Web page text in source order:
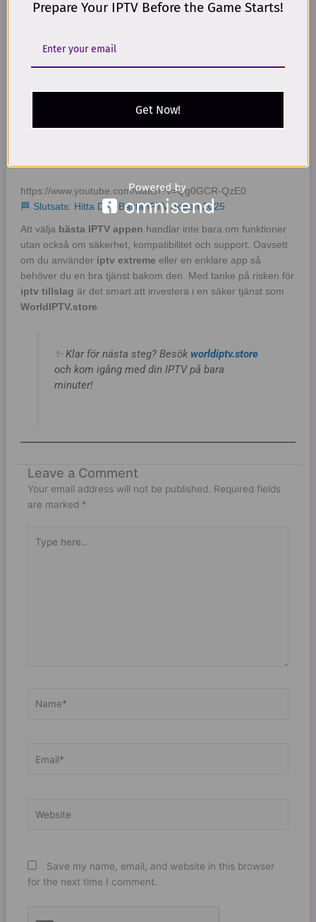
"gratislistor".
https://www.youtube.com/watch?v=Qg0GCR-QzE0
🏁 Slutsats: Hitta Den Bästa IPTV Appen 2025
Att välja bästa IPTV appen handlar inte bara om funktioner
utan också om säkerhet, kompatibilitet och support. Oavsett
om du använder iptv extreme eller en enklare app så
behöver du en bra tjänst bakom den. Med tanke på risken för
iptv tillslag är det smart att investera i en säker tjänst som
WorldIPTV.store
✨ Klar för nästa steg? Besök worldiptv.store
och kom igång med din IPTV på bara
minuter!
Leave a Comment
Your email address will not be published. Required fields
are marked *
here..
Save my name, email, and website in this browser
for the next time I comment.
Prepare Your IPTV Before the Game Starts!
Get Now!